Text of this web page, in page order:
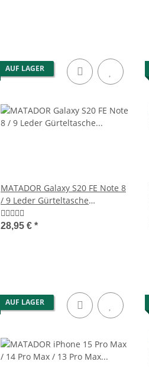
AUF LAGER
MATADOR Galaxy S20 FE Note 8
/ 9 Leder Gürteltasche
Quertasche Braun
28,95 € *
AUF LAGER